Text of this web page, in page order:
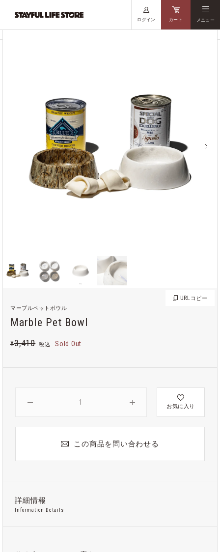
ログイン カート メニュー
URL コピー
マーブルペットボウル
Marble Pet Bowl
¥3,410 税込 Sold Out
お気に入り
この商品を問い合わせる
詳細情報
Information Details